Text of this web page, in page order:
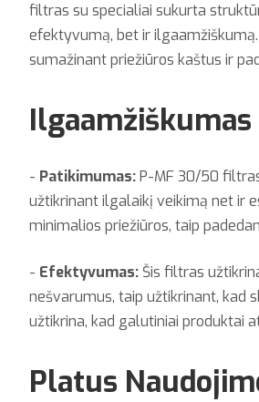
filtras su specialiai sukurta
efektyvumą, bet ir
sumažinant priežiūros kaštus ir
- Patikimumas:P-MF 30/50
užtikrinant ilgalaikį veikimą net ir
minimalios priežiūros, taip
- Efektyvumas: Šis filtras
nešvarumus, taip užtikrinant, kad
užtikrina, kad galutiniai produktai
Platus